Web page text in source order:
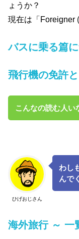
ょうか？
現在は「Foreigner
バスに乗る篇
飛行機の免許
こんなの読む人い
ひげおじさん
わし
んで
海外旅行 ～ 一